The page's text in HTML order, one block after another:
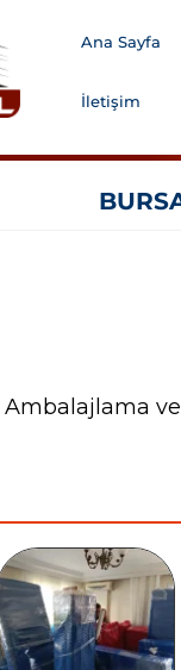
Ana Sayfa
İletişim
Ambalajlama